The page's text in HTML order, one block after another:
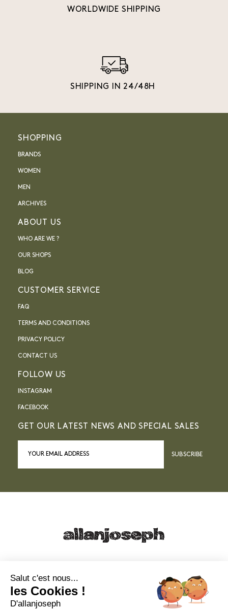
WORLDWIDE SHIPPING
SHIPPING IN 24/48H
SHOPPING
BRANDS
WOMEN
MEN
ARCHIVES
ABOUT US
WHO ARE WE ?
OUR SHOPS
BLOG
CUSTOMER SERVICE
FAQ
TERMS AND CONDITIONS
PRIVACY POLICY
CONTACT US
FOLLOW US
INSTAGRAM
FACEBOOK
GET OUR LATEST NEWS AND SPECIAL SALES
SUBSCRIBE
49, RUE FRANCIS DAVSO - 13001 MARSEILLE
Salut c'est nous...
les Cookies !
D'allanjoseph